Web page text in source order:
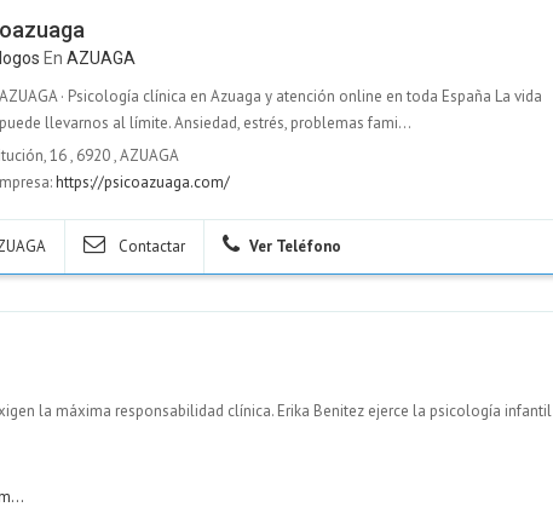
En AZUAGA
· Psicología clínica en Azuaga y atención online en toda España La vida
llevarnos al límite. Ansiedad, estrés, problemas fami...
16, 6920,AZUAGA
https://psicoazuaga.com/
Contactar Ver Teléfono
la máxima responsabilidad clínica. Erika Benitez ejerce la psicología infantil